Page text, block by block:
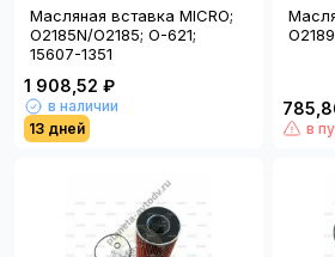
Масляная вставка MICRO;
O2185N/O2185; O-621;
15607-1351
1 908,52 ₽
в наличии
13 дней
в